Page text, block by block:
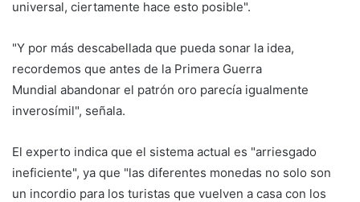
universal, ciertamente hace esto posible".
"Y por más descabellada que pueda sonar la idea,
recordemos que antes de la Primera Guerra
Mundial abandonar el patrón oro parecía igualmente
inverosímil", señala.
El experto indica que el sistema actual es "arriesgado
ineficiente", ya que "las diferentes monedas no solo son
un incordio para los turistas que vuelven a casa con los